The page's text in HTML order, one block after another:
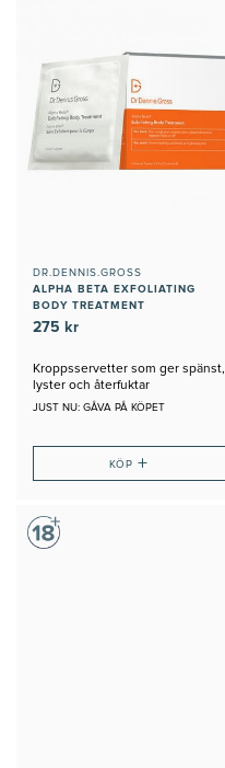
DR.DENNIS.GROSS
ALPHA BETA EXFOLIATING
BODY TREATMENT
275 kr
Kroppsservetter som ger spänst,
lyster och återfuktar
JUST NU: GÅVA PÅ KÖPET
KÖP+